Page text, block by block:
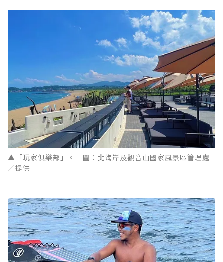
▲「玩家俱樂部」。 圖：北海岸及觀音山國家風景區管理處
／提供